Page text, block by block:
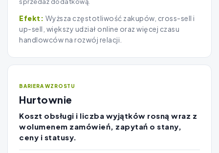
sprzedaż dodatkową.
Wyższa częstotliwość zakupów, cross-sell i
up-sell, większy udział online oraz więcej czasu
handlowców na rozwój relacji.
BARIERA WZROSTU
Hurtownie
Koszt obsługi i liczba wyjątków rosną wraz z
wolumenem zamówień, zapytań o stany,
ceny i statusy.